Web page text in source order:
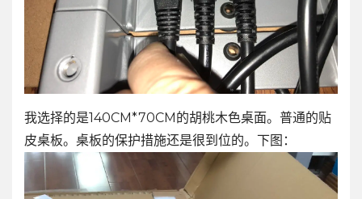
我选择的是140CM*70CM的胡桃木色桌面。普通的贴
皮桌板。桌板的保护措施还是很到位的。下图：